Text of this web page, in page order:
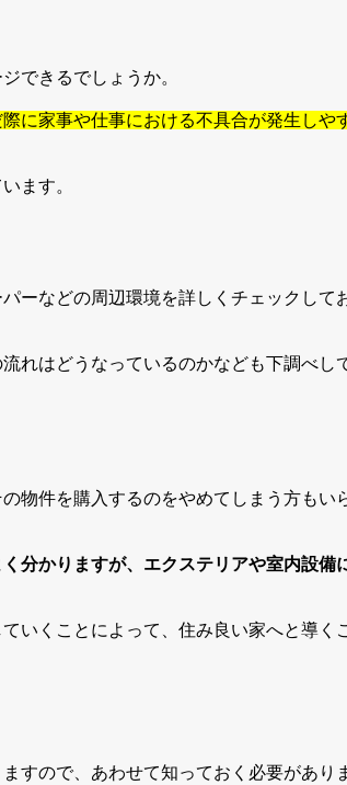
できるでしょうか。
に家事や仕事における不具合が発生しや
ます。
ーなどの周辺環境を詳しくチェックして
れはどうなっているのかなども下調べし
物件を購入するのをやめてしまう方もい
分かりますが、エクステリアや室内設備
いくことによって、住み良い家へと導く
すので、あわせて知っておく必要があり